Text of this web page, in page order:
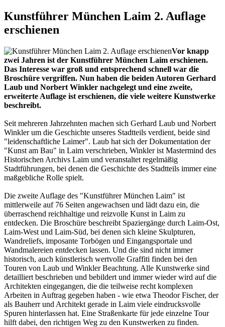
Kunstführer München Laim 2. Auflage
erschienen
Vor knapp
zwei Jahren ist der Kunstführer München Laim erschienen.
Das Interesse war groß und entsprechend schnell war die
Broschüre vergriffen. Nun haben die beiden Autoren Gerhard
Laub und Norbert Winkler nachgelegt und eine zweite,
erweiterte Auflage ist erschienen, die viele weitere Kunstwerke
beschreibt.
Seit mehreren Jahrzehnten machen sich Gerhard Laub und Norbert
Winkler um die Geschichte unseres Stadtteils verdient, beide sind
"leidenschaftliche Laimer". Laub hat sich der Dokumentation der
"Kunst am Bau" in Laim verschrieben, Winkler ist Mastermind des
Historischen Archivs Laim und veranstaltet regelmäßig
Stadtführungen, bei denen die Geschichte des Stadtteils immer eine
maßgebliche Rolle spielt.
Die zweite Auflage des "Kunstführer München Laim" ist
mittlerweile auf 76 Seiten angewachsen und lädt dazu ein, die
überraschend reichhaltige und reizvolle Kunst in Laim zu
entdecken. Die Broschüre beschreibt Spaziergänge durch Laim-Ost,
Laim-West und Laim-Süd, bei denen sich kleine Skulpturen,
Wandreliefs, imposante Torbögen und Eingangsportale und
Wandmalereien entdecken lassen. Und die sind nicht immer
historisch, auch künstlerisch wertvolle Graffiti finden bei den
Touren von Laub und Winkler Beachtung. Alle Kunstwerke sind
detailliert beschrieben und bebildert und immer wieder wird auf die
Architekten eingegangen, die die teilweise recht komplexen
Arbeiten in Auftrag gegeben haben - wie etwa Theodor Fischer, der
als Bauherr und Architekt gerade in Laim viele eindrucksvolle
Spuren hinterlassen hat. Eine Straßenkarte für jede einzelne Tour
hilft dabei, den richtigen Weg zu den Kunstwerken zu finden.